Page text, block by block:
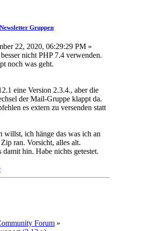
Gruppen
22, 2020, 06:29:29 PM »
nicht PHP 7.4 verwenden.
noch was geht.
eine Version 2.3.4., aber die
der Mail-Gruppe klappt da.
es extern zu versenden statt
willst, ich hänge das was ich an
ran. Vorsicht, alles alt.
hin. Habe nichts getestet.
Forum »